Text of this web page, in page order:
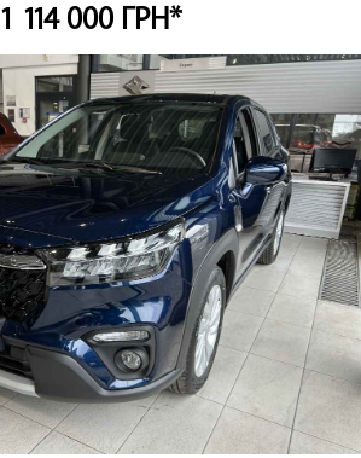
1 114 000 ГРН*